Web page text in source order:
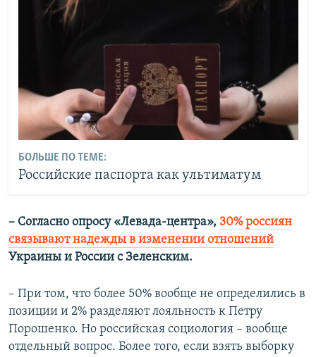
БОЛЬШЕ ПО ТЕМЕ:
Российские паспорта как ультиматум
– Согласно опросу «Левада-центра», 30% россиян
связывают надежды в изменении отношений
Украины и России с Зеленским.
– При том, что более 50% вообще не определились в
позиции и 2% разделяют лояльность к Петру
Порошенко. Но российская социология – вообще
отдельный вопрос. Более того, если взять выборку